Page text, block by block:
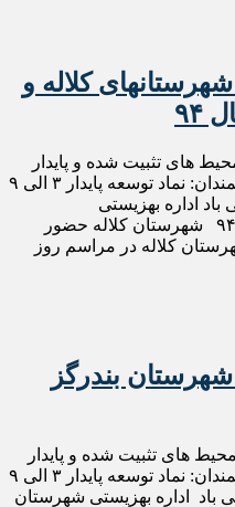
کلاله و
های تثبیت شده و پایدار
شهری سلامت و رفاه اجتماعی سالمندان: نماد توسعه پایدار ۳ الی ۹
اداره بهزیستی
شهرستانهای کلاله و آق قلا مهرماه ۹۴ شهرستان کلاله حضور
کلاله در مراسم روز
بندرگز
های تثبیت شده و پایدار
شهری سلامت و رفاه اجتماعی سالمندان: نماد توسعه پایدار ۳ الی ۹
باد اداره بهزیستی شهرستان